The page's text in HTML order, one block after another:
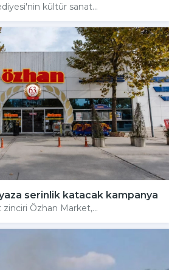
kültür sanat...
serinlik katacak kampanya
Özhan Market,...